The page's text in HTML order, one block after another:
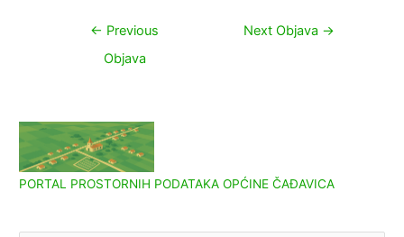
Navigacija
← Previous
Objava
Next Objava →
PORTAL PROSTORNIH PODATAKA OPĆINE ČAĐAVICA